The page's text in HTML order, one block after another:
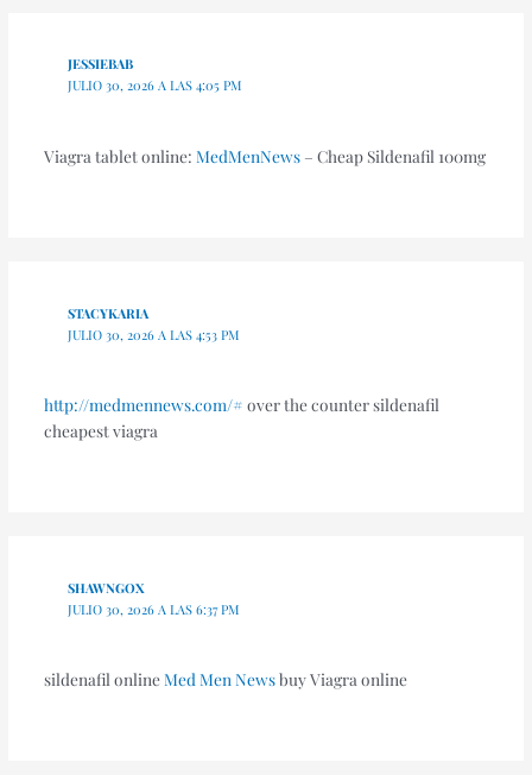
JESSIEBAB
JULIO 30, 2026 A LAS 4:05 PM
Viagra tablet online: MedMenNews– Cheap Sildenafil 100mg
STACYKARIA
JULIO 30, 2026 A LAS 4:53 PM
http://medmennews.com/# over the counter sildenafil
cheapest viagra
SHAWNGOX
JULIO 30, 2026 A LAS 6:37 PM
sildenafil onlineMed Men Newsbuy Viagra online